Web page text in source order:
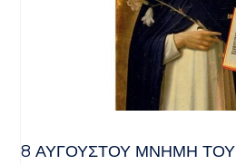
8 ΑΥΓΟΥΣΤΟΥ ΜΝΗΜΗ ΤΟΥ